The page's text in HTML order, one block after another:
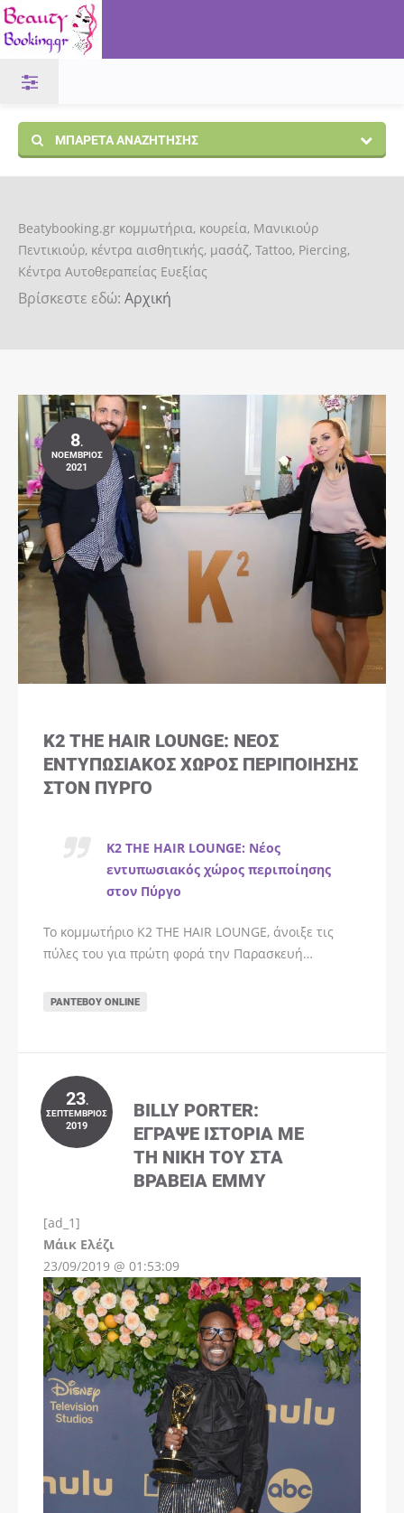
ΜΠΑΡΈΤΑ ΑΝΑΖΉΤΗΣΗΣ
Beatybooking.gr κομμωτήρια, κουρεία, Μανικιούρ
Πεντικιούρ, κέντρα αισθητικής, μασάζ, Tattoo, Piercing,
Κέντρα Αυτοθεραπείας Ευεξίας
Βρίσκεστε εδώ: Αρχική
8.
ΝΟΈΜΒΡΙΟΣ
2021
K2 THE HAIR LOUNGE: ΝΈΟΣ
ΕΝΤΥΠΩΣΙΑΚΌΣ ΧΏΡΟΣ ΠΕΡΙΠΟΊΗΣΗΣ
ΣΤΟΝ ΠΎΡΓΟ
K2 THE HAIR LOUNGE: Νέος
εντυπωσιακός χώρος περιποίησης
στον Πύργο
Το κομμωτήριο K2 THE HAIR LOUNGE, άνοιξε τις
πύλες του για πρώτη φορά την Παρασκευή…
ΡΑΝΤΕΒΟΎ ONLINE
23.
ΣΕΠΤΈΜΒΡΙΟΣ
2019
BILLY PORTER:
ΈΓΡΑΨΕ ΙΣΤΟΡΊΑ ΜΕ
ΤΗ ΝΊΚΗ ΤΟΥ ΣΤΑ
ΒΡΑΒΕΊΑ EMMY
[ad_1]
Μάικ ΕλέζιInstagram
23/09/2019 @ 01:53:09